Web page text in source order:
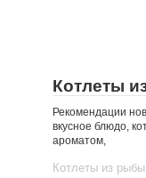
Котлеты
Рекомендации
вкусное блюдо,
ароматом,
Котлеты из рыбы